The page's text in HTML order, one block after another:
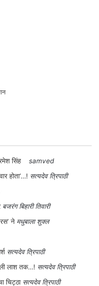
सिंह
samved
होता’…! सत्यदेव त्रिपाठी
बजरंग बिहारी तिवारी
ने मधुबाला शुक्ल
सत्यदेव त्रिपाठी
लाश तक…! सत्यदेव त्रिपाठी
चिट्ठा सत्यदेव त्रिपाठी